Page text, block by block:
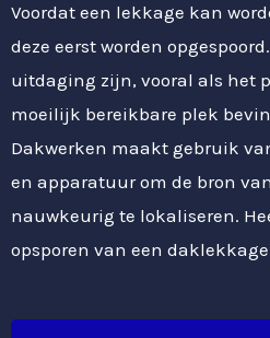
Voordat een lekkage kan
deze eerst worden
uitdaging zijn, vooral als het
moeilijk bereikbare plek
Dakwerken maakt gebruik
en apparatuur om de bron
nauwkeurig te lokaliseren.
opsporen van een